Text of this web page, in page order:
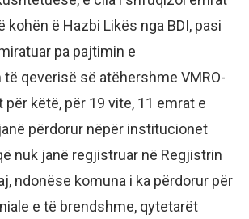
kohën ë Hazbi Likës nga BDI, pasi
pa pajtimin e
qeverisë së atëhershme VMRO-
për këtë, për 19 vite, 11 emrat e
përdorur nëpër institucionet
nuk janë regjistruar në Regjistrin
ndonëse komuna i ka përdorur për
e të brendshme, qytetarët